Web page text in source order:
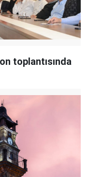
toplantısında